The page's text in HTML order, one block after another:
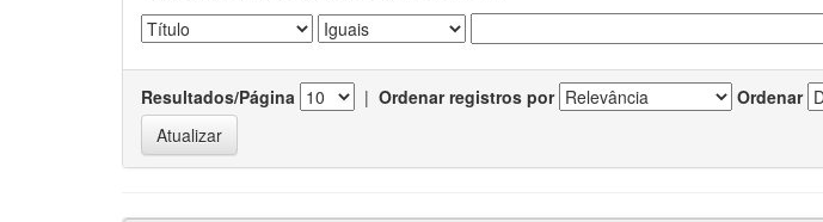
Resultados/Página | Ordenar registros por Ordenar